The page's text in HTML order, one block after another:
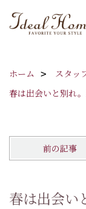
ホーム
スタッ
春は出会いと別れ
前の記事
春は出会い